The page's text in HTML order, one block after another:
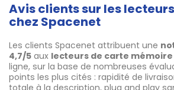
Avis clients sur les
chez Spacenet
Les clients Spacenet attribuent une
4,7/5 aux lecteurs de carte mémoire
ligne, sur la base de nombreuses
points les plus cités : rapidité de